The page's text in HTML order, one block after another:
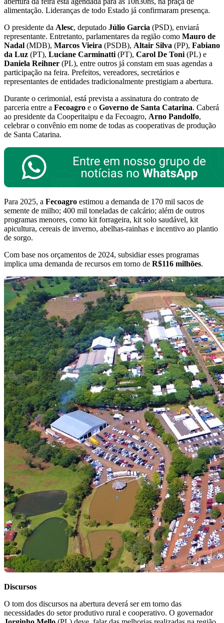
alimentação. Lideranças de todo Estado já confirmaram presença.
O presidente da Alesc, deputado Júlio Garcia (PSD), enviará
representante. Entretanto, parlamentares da região como Mauro de
Nadal (MDB), Marcos Vieira (PSDB), Altair Silva (PP), Fabiano
da Luz (PT), Luciane Carminatti (PT), Carol De Toni (PL) e
Daniela Reihner (PL), entre outros já constam em suas agendas a
participação na feira. Prefeitos, vereadores, secretários e
representantes de entidades tradicionalmente prestigiam a abertura.
Durante o cerimonial, está prevista a assinatura do contrato de
parceria entre a Fecoagro e o Governo de Santa Catarina. Caberá
ao presidente da Cooperitaipu e da Fecoagro, Arno Pandolfo,
celebrar o convênio em nome de todas as cooperativas de produção
de Santa Catarina.
Para 2025, a Fecoagro estimou a demanda de 170 mil sacos de
semente de milho; 400 mil toneladas de calcário; além de outros
programas menores, como kit forrageira, kit solo saudável, kit
apicultura, cereais de inverno, abelhas-rainhas e incentivo ao plantio
de sorgo.
Com base nos orçamentos de 2024, subsidiar esses programas
implica uma demanda de recursos em torno de R$116 milhões.
Discursos
O tom dos discursos na abertura deverá ser em torno das
necessidades do setor produtivo rural e cooperativo. O governador